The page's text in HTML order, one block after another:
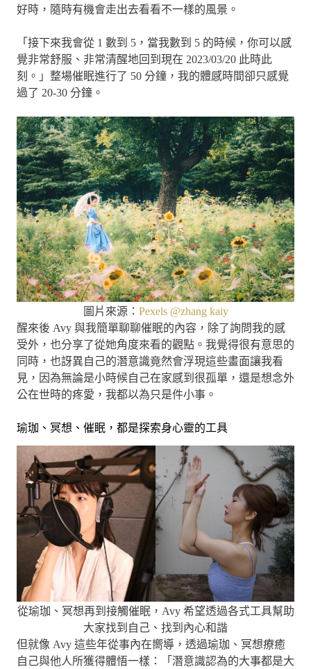
好時，隨時有機會走出去看看不一樣的風景。
「接下來我會從 1 數到 5，當我數到 5 的時候，你可以感
覺非常舒服、非常清醒地回到現在 2023/03/20 此時此
刻。」整場催眠進行了 50 分鐘，我的體感時間卻只感覺
過了 20-30 分鐘。
圖片來源： Pexels @zhang kaiy
醒來後 Avy 與我簡單聊聊催眠的內容，除了詢問我的感
受外，也分享了從她角度來看的觀點。我覺得很有意思的
同時，也訝異自己的潛意識竟然會浮現這些畫面讓我看
見，因為無論是小時候自己在家感到很孤單，還是想念外
公在世時的疼愛，我都以為只是件小事。
瑜珈、冥想、催眠，都是探索身心靈的工具
從瑜珈、冥想再到接觸催眠，Avy 希望透過各式工具幫助
大家找到自己、找到內心和諧
但就像 Avy 這些年從事內在嚮導，透過瑜珈、冥想療癒
自己與他人所獲得體悟一樣：「潛意識認為的大事都是大